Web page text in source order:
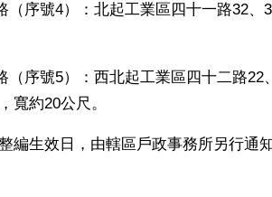
（序號4）：北起工業區四十一路32、
（序號5）：西北起工業區四十二路22
寬約20公尺。
編生效日，由轄區戶政事務所另行通知